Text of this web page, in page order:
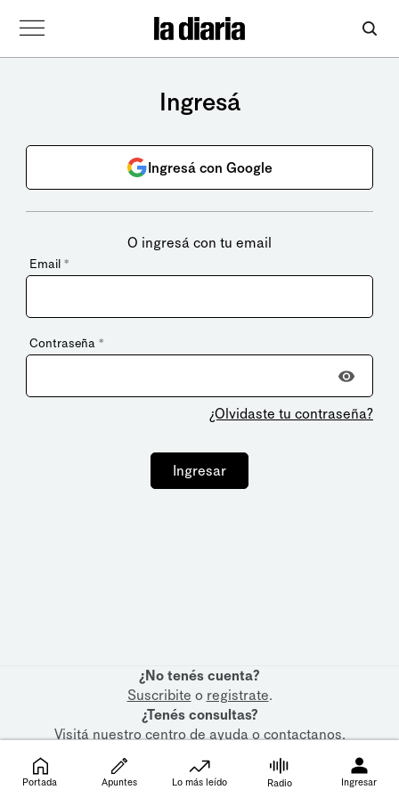
Ingresá
Ingresá con Google
O ingresá con tu email
Email *
Contraseña *
¿Olvidaste tu contraseña?
Ingresar
¿No tenés cuenta?
Suscribite o registrate.
¿Tenés consultas?
Visitá nuestrocentro de ayudaocontactanos.
Portada Apuntes Lo más leído Radio Ingresar